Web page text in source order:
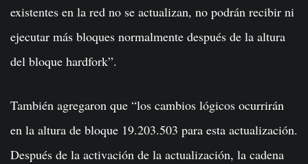
existentes en la red no se actualizan, no podrán recibir ni
ejecutar más bloques normalmente después de la altura
del bloque hardfork”.
También agregaron que “los cambios lógicos ocurrirán
en la altura de bloque 19.203.503 para esta actualización.
Después de la activación de la actualización, la cadena